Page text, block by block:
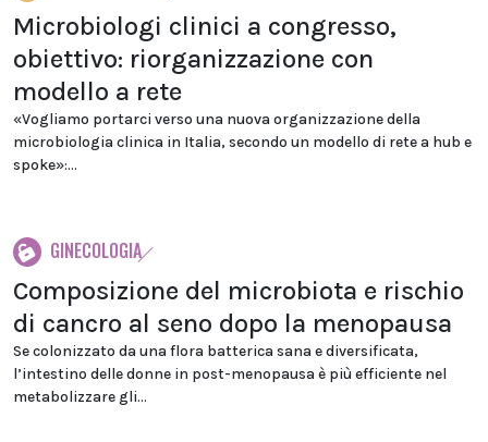
Microbiologi clinici a congresso,
obiettivo: riorganizzazione con
modello a rete
«Vogliamo portarci verso una nuova organizzazione della
microbiologia clinica in Italia, secondo un modello di rete a hub e
spoke»:...
GINECOLOGIA
Composizione del microbiota e rischio
di cancro al seno dopo la menopausa
Se colonizzato da una flora batterica sana e diversificata,
l’intestino delle donne in post-menopausa è più efficiente nel
metabolizzare gli...